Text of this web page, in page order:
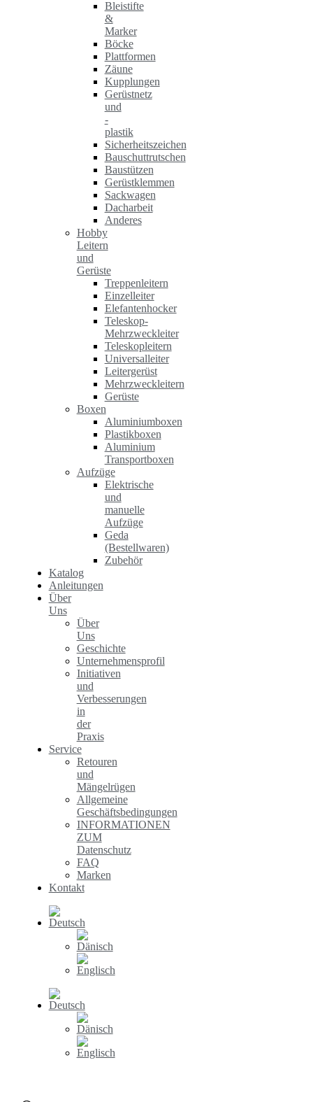
Bleistifte
&
Marker
Böcke
Plattformen
Zäune
Kupplungen
Gerüstnetz
und
-
plastik
Sicherheitszeichen
Bauschuttrutschen
Baustützen
Gerüstklemmen
Sackwagen
Dacharbeit
Anderes
Hobby
Leitern
und
Gerüste
Treppenleitern
Einzelleiter
Elefantenhocker
Teleskop-
Mehrzweckleiter
Teleskopleitern
Universalleiter
Leitergerüst
Mehrzweckleitern
Gerüste
Boxen
Aluminiumboxen
Plastikboxen
Aluminium
Transportboxen
Aufzüge
Elektrische
und
manuelle
Aufzüge
Geda
(Bestellwaren)
Zubehör
Katalog
Anleitungen
Über
Uns
Über
Uns
Geschichte
Unternehmensprofil
Initiativen
und
Verbesserungen
in
der
Praxis
Service
Retouren
und
Mängelrügen
Allgemeine
Geschäftsbedingungen
INFORMATIONEN
ZUM
Datenschutz
FAQ
Marken
Kontakt